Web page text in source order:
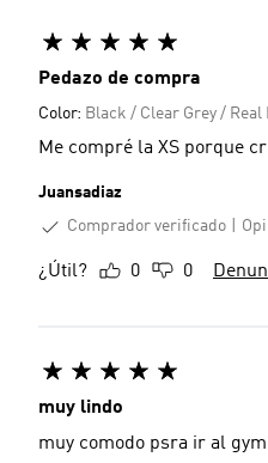
Pedazo de compra
Color: Black / Clear Grey / Real
Me compré la XS porque
Juansadiaz
Comprador verificado
¿Útil? 0 0
muy lindo
muy comodo psra ir al